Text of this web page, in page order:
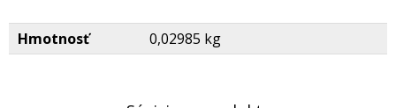
Hmotnosť 0,02985 kg